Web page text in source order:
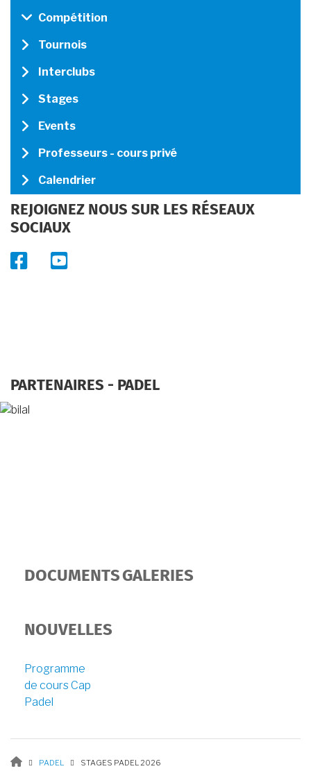
MENU
Compétition
Tournois
Interclubs
Stages
Events
Professeurs - cours privé
Calendrier
REJOIGNEZ NOUS SUR LES RÉSEAUX
SOCIAUX
facebook
youtube
PARTENAIRES - PADEL
DOCUMENTSGALERIES
NOUVELLES
Programme
de cours Cap
Padel
FIL
PADEL STAGES PADEL 2026